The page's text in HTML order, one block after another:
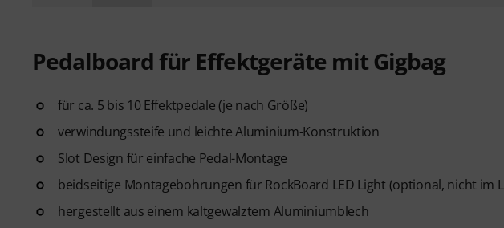
Pedalboard für Effektgeräte mit Gigbag
für ca. 5 bis 10 Effektpedale (je nach Größe)
verwindungssteife und leichte Aluminium-Konstruktion
Slot Design für einfache Pedal-Montage
beidseitige Montagebohrungen für RockBoard LED Light (optional, nicht im
hergestellt aus einem kaltgewalztem Aluminiumblech